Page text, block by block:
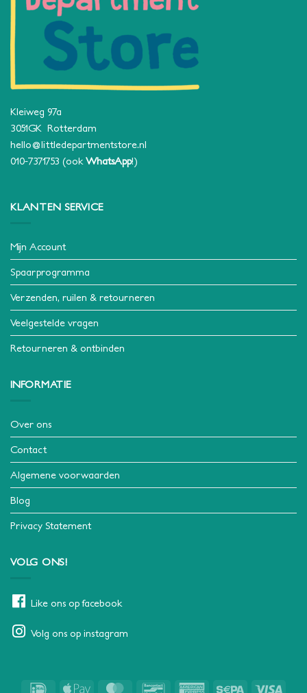
Kleiweg 97a
3051GK Rotterdam
hello@littledepartmentstore.nl
010-7371753 (ookWhatsApp!)
KLANTEN SERVICE
Mijn Account
Spaarprogramma
Verzenden, ruilen & retourneren
Veelgestelde vragen
Retourneren & ontbinden
INFORMATIE
Over ons
Contact
Algemene voorwaarden
Blog
Privacy Statement
VOLG ONS!
Like ons op facebook
Volg ons op instagram
IDeal Apple MasterCardBancontact American Sepa